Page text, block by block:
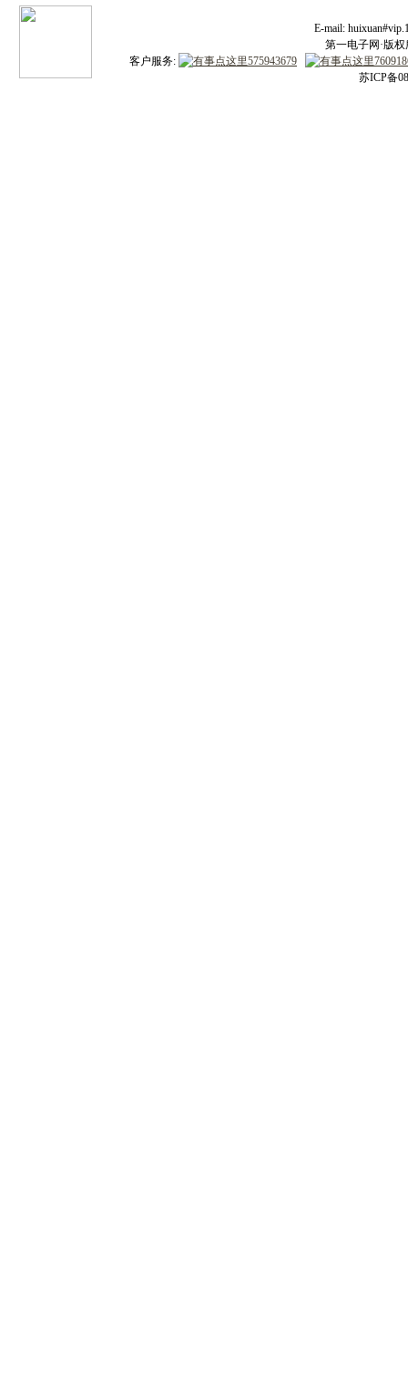
E-mail:
第一电子网·版权
客户服务:
苏ICP备